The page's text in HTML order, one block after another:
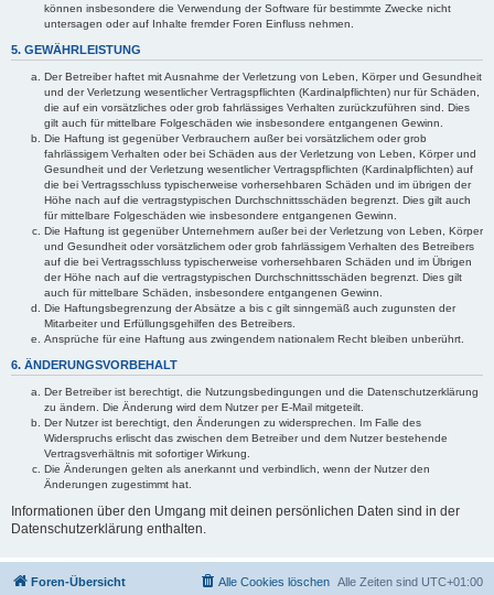
können insbesondere die Verwendung der Software für bestimmte Zwecke nicht
untersagen oder auf Inhalte fremder Foren Einfluss nehmen.
5. GEWÄHRLEISTUNG
Der Betreiber haftet mit Ausnahme der Verletzung von Leben, Körper und Gesundheit
und der Verletzung wesentlicher Vertragspflichten (Kardinalpflichten) nur für Schäden,
die auf ein vorsätzliches oder grob fahrlässiges Verhalten zurückzuführen sind. Dies
gilt auch für mittelbare Folgeschäden wie insbesondere entgangenen Gewinn.
Die Haftung ist gegenüber Verbrauchern außer bei vorsätzlichem oder grob
fahrlässigem Verhalten oder bei Schäden aus der Verletzung von Leben, Körper und
Gesundheit und der Verletzung wesentlicher Vertragspflichten (Kardinalpflichten) auf
die bei Vertragsschluss typischerweise vorhersehbaren Schäden und im übrigen der
Höhe nach auf die vertragstypischen Durchschnittsschäden begrenzt. Dies gilt auch
für mittelbare Folgeschäden wie insbesondere entgangenen Gewinn.
Die Haftung ist gegenüber Unternehmern außer bei der Verletzung von Leben, Körper
und Gesundheit oder vorsätzlichem oder grob fahrlässigem Verhalten des Betreibers
auf die bei Vertragsschluss typischerweise vorhersehbaren Schäden und im Übrigen
der Höhe nach auf die vertragstypischen Durchschnittsschäden begrenzt. Dies gilt
auch für mittelbare Schäden, insbesondere entgangenen Gewinn.
Die Haftungsbegrenzung der Absätze a bis c gilt sinngemäß auch zugunsten der
Mitarbeiter und Erfüllungsgehilfen des Betreibers.
Ansprüche für eine Haftung aus zwingendem nationalem Recht bleiben unberührt.
6. ÄNDERUNGSVORBEHALT
Der Betreiber ist berechtigt, die Nutzungsbedingungen und die Datenschutzerklärung
zu ändern. Die Änderung wird dem Nutzer per E-Mail mitgeteilt.
Der Nutzer ist berechtigt, den Änderungen zu widersprechen. Im Falle des
Widerspruchs erlischt das zwischen dem Betreiber und dem Nutzer bestehende
Vertragsverhältnis mit sofortiger Wirkung.
Die Änderungen gelten als anerkannt und verbindlich, wenn der Nutzer den
Änderungen zugestimmt hat.
Informationen über den Umgang mit deinen persönlichen Daten sind in der
Datenschutzerklärung enthalten.
Foren-Übersicht Alle Zeiten sind UTC+01:00
Alle Cookies löschen